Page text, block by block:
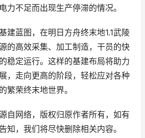
力不足而出现生产停滞的情况。
建蓝图，在明日方舟终末地1.1武陵
的高效采集、加工制造，干员的快
稳定运行。这样的基建布局将助力
，走向更高的阶段，轻松应对各种
繁荣终末地世界。
自网络，版权归原作者所有，如有
知，我们将尽快删除相关内容。